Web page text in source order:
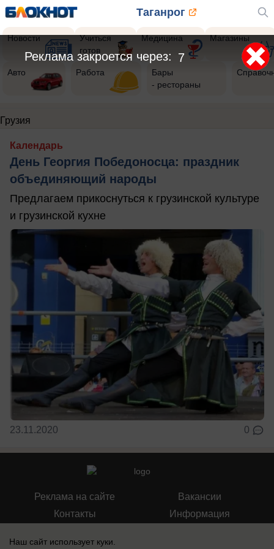
Таганрог
Новости
Учиться
готов
Медицина Магазины
Авто Работа
Бары
- рестораны
Грузия
Календарь
День Георгия Победоносца: праздник
объединяющий народы
Предлагаем прикоснуться к грузинской культуре
и грузинской кухне
23.11.2020 0
Реклама на сайте
Контакты
Вакансии
Информация
Наш сайт использует куки.
7
Реклама закроется через: